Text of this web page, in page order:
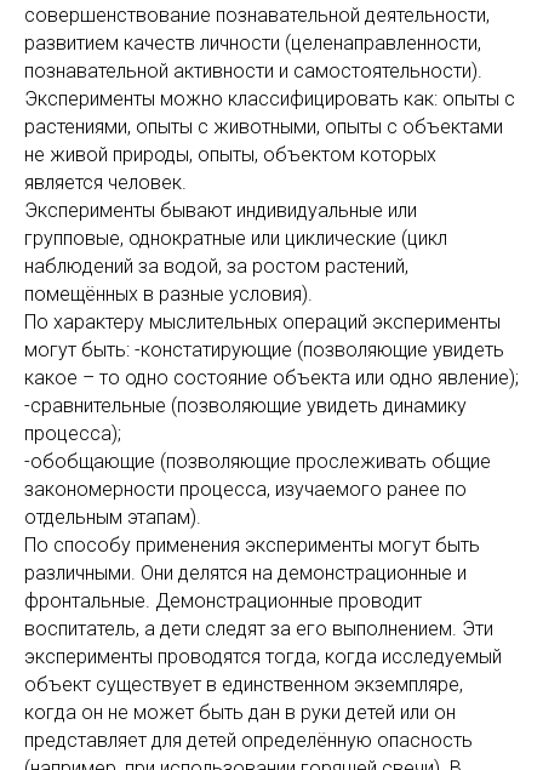
совершенствование познавательной деятельности,
развитием качеств личности (целенаправленности,
познавательной активности и самостоятельности).
Эксперименты можно классифицировать как: опыты с
растениями, опыты с животными, опыты с объектами
не живой природы, опыты, объектом которых
является человек.
Эксперименты бывают индивидуальные или
групповые, однократные или циклические (цикл
наблюдений за водой, за ростом растений,
помещённых в разные условия).
По характеру мыслительных операций эксперименты
могут быть: -констатирующие (позволяющие увидеть
какое – то одно состояние объекта или одно явление);
-сравнительные (позволяющие увидеть динамику
процесса);
-обобщающие (позволяющие прослеживать общие
закономерности процесса, изучаемого ранее по
отдельным этапам).
По способу применения эксперименты могут быть
различными. Они делятся на демонстрационные и
фронтальные. Демонстрационные проводит
воспитатель, а дети следят за его выполнением. Эти
эксперименты проводятся тогда, когда исследуемый
объект существует в единственном экземпляре,
когда он не может быть дан в руки детей или он
представляет для детей определённую опасность